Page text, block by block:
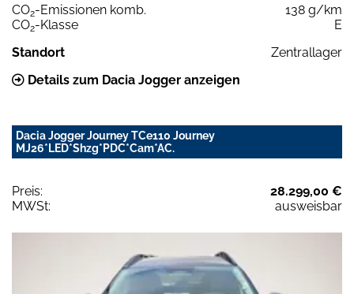
CO2-Emissionen komb.
138 g/km
CO2-Klasse
E
Standort
Zentrallager
Details zum Dacia Jogger anzeigen
Dacia Jogger Journey TCe110 Journey
MJ26*LED*Shzg*PDC*Cam*AC.
Preis:
28.299,00 €
MWSt:
ausweisbar